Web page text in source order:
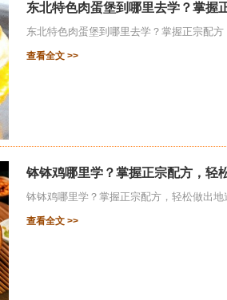
东北特色肉蛋堡到哪里去学？掌握
东北特色肉蛋堡到哪里去学？掌握正宗配
查看全文 >>
钵钵鸡哪里学？掌握正宗配方，轻
钵钵鸡哪里学？掌握正宗配方，轻松做出地
查看全文 >>